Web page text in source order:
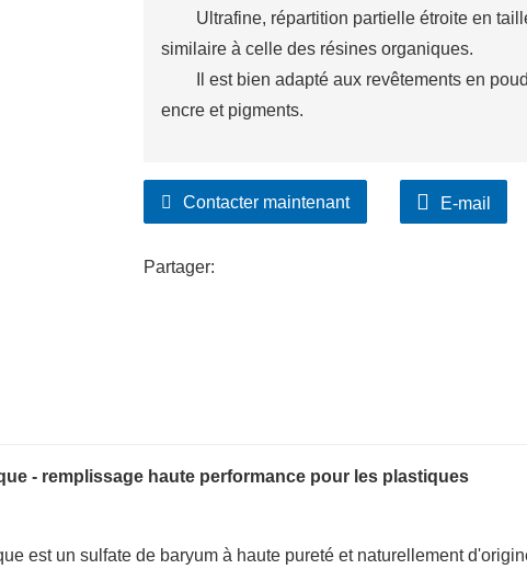
Ultrafine, répartition partielle étroite en
similaire à celle des résines organiques.
Il est bien adapté aux revêtements en
encre et pigments.
Contacter maintenant E-mail
Partager:
- remplissage haute performance pour les plastiques
est un sulfate de baryum à haute pureté et naturellement